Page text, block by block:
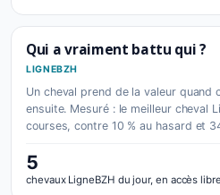
Qui a vraiment battu qui ?
LIGNEBZH
Un cheval prend de la valeur
ensuite. Mesuré : le meilleur cheval
courses, contre 10 % au hasard et
5
chevaux LigneBZH du jour, en accès libre